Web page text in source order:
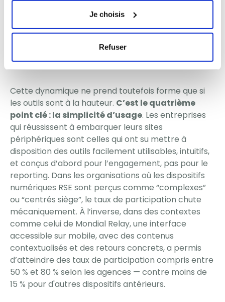
Je choisis
Refuser
d’émulation largement supérieur à ce que les
services centraux avaient anticipé. Comme le note
un manager d’agence : « On voit ce que font les
hauteur. »
Cette dynamique ne prend toutefois forme que si
les outils sont à la hauteur. C’est le quatrième
point clé : la simplicité d’usage. Les entreprises
qui réussissent à embarquer leurs sites
périphériques sont celles qui ont su mettre à
disposition des outils facilement utilisables, intuitifs,
et conçus d’abord pour l’engagement, pas pour le
reporting. Dans les organisations où les dispositifs
numériques RSE sont perçus comme “complexes”
ou “centrés siège”, le taux de participation chute
mécaniquement. À l’inverse, dans des contextes
comme celui de Mondial Relay, une interface
accessible sur mobile, avec des contenus
contextualisés et des retours concrets, a permis
d’atteindre des taux de participation compris entre
50 % et 80 % selon les agences — contre moins de
15 % pour d'autres dispositifs antérieurs.